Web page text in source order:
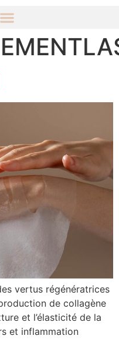
vertus régénératrices
de collagène
et l’élasticité de la
et inflammation